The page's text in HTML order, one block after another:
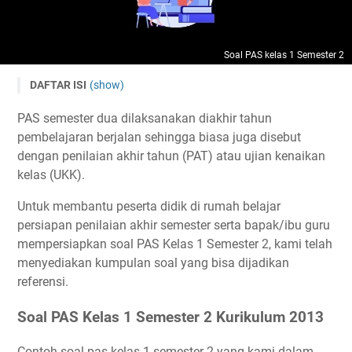
Soal PAS kelas 1 Semester 2
DAFTAR ISI (show)
Kisi Kisi Soal Pas Kelas 1 Semester 2
Download Kisi kisi dan Soal Pas kelas 1 Semester 2
PAS semester dua dilaksanakan diakhir tahun
pembelajaran berjalan sehingga biasa juga disebut
dengan penilaian akhir tahun (PAT) atau ujian kenaikan
kelas (UKK).
Untuk membantu peserta didik di rumah belajar
persiapan penilaian akhir semester serta bapak/ibu guru
mempersiapkan soal PAS Kelas 1 Semester 2, kami telah
menyediakan kumpulan soal yang bisa dijadikan
referensi.
Soal PAS Kelas 1 Semester 2 Kurikulum 2013